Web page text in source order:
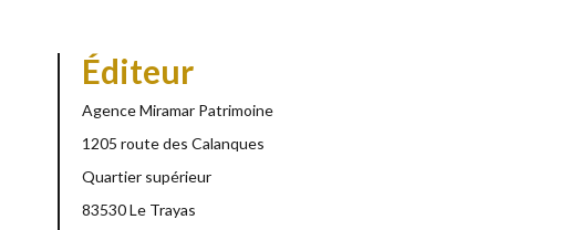
Éditeur
Agence Miramar Patrimoine
1205 route des Calanques
Quartier supérieur
83530 Le Trayas